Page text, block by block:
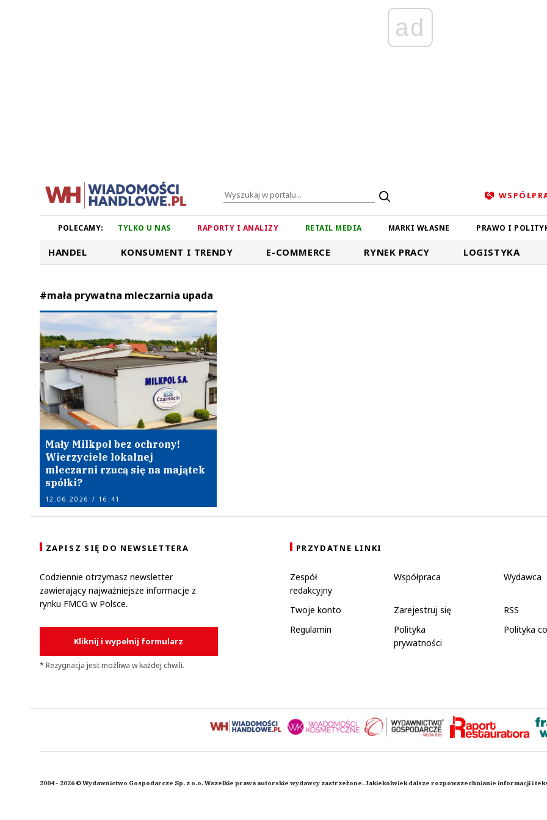
ad
POLECAMY: TYLKO U NAS RAPORTY I ANALIZY RETAIL MEDIA MARKI WŁASNE PRAWO I
HANDEL KONSUMENT I TRENDY E-COMMERCE RYNEK PRACY LOGISTYKA
#mała prywatna mleczarnia upada
Mały Milkpol bez ochrony!
Wierzyciele lokalnej
mleczarni rzucą się na majątek
spółki?
12.06.2026 / 16:41
ZAPISZ SIĘ DO NEWSLETTERA
Codziennie otrzymasz newsletter
zawierający najważniejsze informacje z
rynku FMCG w Polsce.
Kliknij i wypełnij formularz
* Rezygnacja jest możliwa w każdej chwili.
PRZYDATNE LINKI
Zespół
redakcyjny
Współpraca Wydawca
Twoje konto Zarejestruj się
RSS
Regulamin
Polityka
prywatności
Polityka
2004 - 2026 © Wydawnictwo Gospodarcze Sp. z o.o. Wszelkie prawa autorskie wydawcy zastrzeżone. Jakiekolwiek dalsze rozpowszechnianie informacji i